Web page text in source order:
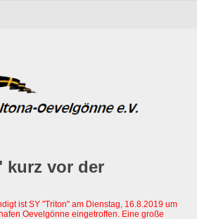
kurz vor der
ist SY "Triton" am Dienstag, 16.8.2019 um
Oevelgönne eingetroffen. Eine große